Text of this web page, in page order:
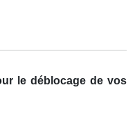
le déblocage de vos